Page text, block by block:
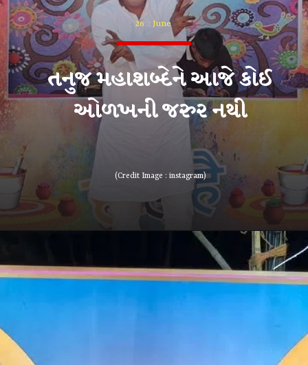
(Credit Image : instagram)
26 : June
તનુજ મહાશબ્દેને આજે કોઈ
ઓળખની જરુર નથી